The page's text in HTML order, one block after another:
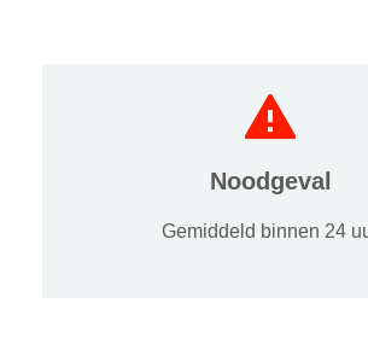
Noodgeval
Gemiddeld binnen 24